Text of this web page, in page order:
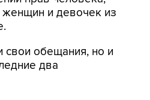
и девочек из
свои обещания, но и
два